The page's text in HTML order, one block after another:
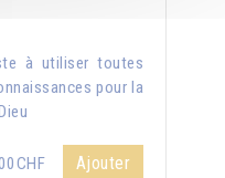
à utiliser toutes
pour la
Ajouter